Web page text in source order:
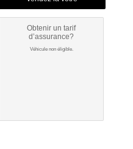
Obtenir un tarif
d’assurance?
Véhicule non éligible.